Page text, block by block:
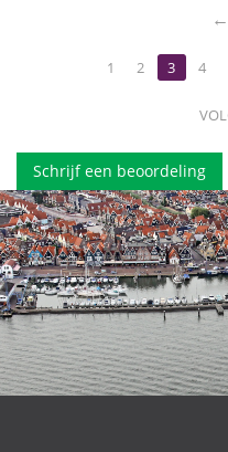
1 2 3 4
Schrijf een beoordeling